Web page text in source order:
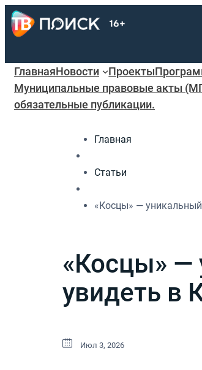
ГлавнаяНовости Проекты
Муниципальные правовые акты
обязательные публикации.
Главная
Статьи
«Косцы» —
«Косцы» —
увидеть в
Июл 3, 2026